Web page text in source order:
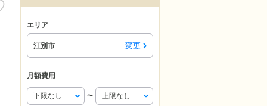
エリア
江別市 変更
月額費用
〜